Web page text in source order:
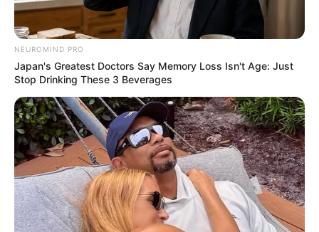
NEUROMIND PRO
Japan's Greatest Doctors Say Memory Loss Isn't Age: Just
Stop Drinking These 3 Beverages